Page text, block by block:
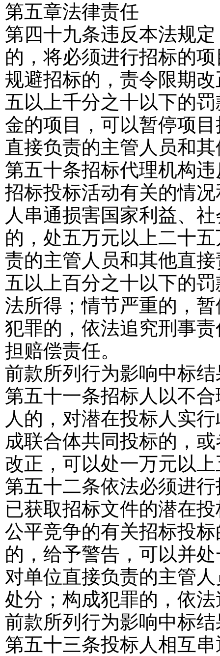
第五章法律责任
第四十九条违反本法规
的，将必须进行招标的
规避招标的，责令限期
五以上千分之十以下的
金的项目，可以暂停项
直接负责的主管人员和
第五十条招标代理机构
招标投标活动有关的情
人串通损害国家利益、
的，处五万元以上二十
责的主管人员和其他直
五以上百分之十以下的
法所得；情节严重的，
犯罪的，依法追究刑事
担赔偿责任。
前款所列行为影响中标
第五十一条招标人以不
人的，对潜在投标人实
成联合体共同投标的，
改正，可以处一万元以
第五十二条依法必须进
已获取招标文件的潜在
公平竞争的有关招标投
的，给予警告，可以并
对单位直接负责的主管
处分；构成犯罪的，依
前款所列行为影响中标
第五十三条投标人相互